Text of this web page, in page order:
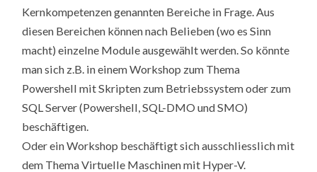
Kernkompetenzen genannten Bereiche in Frage. Aus
diesen Bereichen können nach Belieben (wo es Sinn
macht) einzelne Module ausgewählt werden. So könnte
man sich z.B. in einem Workshop zum Thema
Powershell mit Skripten zum Betriebssystem oder zum
SQL Server (Powershell, SQL-DMO und SMO)
beschäftigen.
Oder ein Workshop beschäftigt sich ausschliesslich mit
dem Thema Virtuelle Maschinen mit Hyper-V.